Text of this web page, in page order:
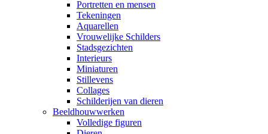
Portretten en mensen
Tekeningen
Aquarellen
Vrouwelijke Schilders
Stadsgezichten
Interieurs
Miniaturen
Stillevens
Collages
Schilderijen van dieren
Beeldhouwwerken
Volledige figuren